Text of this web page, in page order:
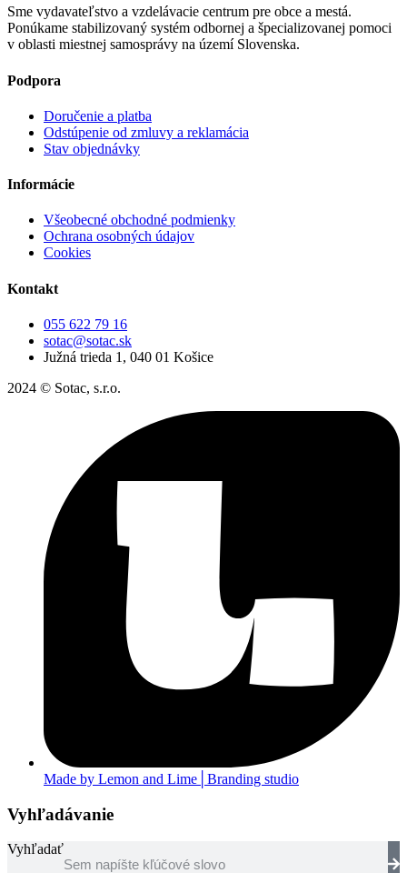
Sme vydavateľstvo a vzdelávacie centrum pre obce a mestá.
Ponúkame stabilizovaný systém odbornej a špecializovanej pomoci
v oblasti miestnej samosprávy na území Slovenska.
Podpora
Doručenie a platba
Odstúpenie od zmluvy a reklamácia
Stav objednávky
Informácie
Všeobecné obchodné podmienky
Ochrana osobných údajov
Cookies
Kontakt
055 622 79 16
sotac@sotac.sk
Južná trieda 1, 040 01 Košice
2024 © Sotac, s.r.o.
Made by Lemon and Lime│Branding studio
Vyhľadávanie
Vyhľadať